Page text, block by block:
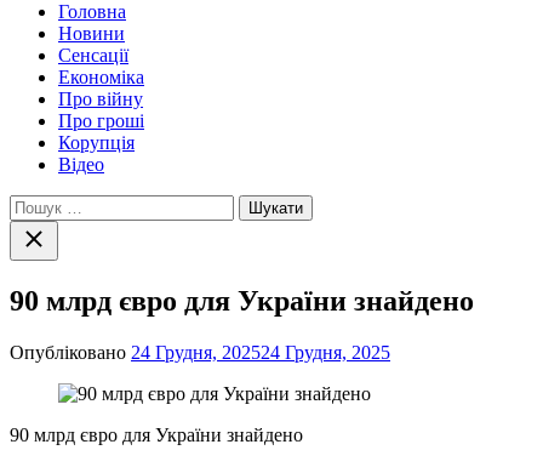
Головна
Новини
Сенсації
Економіка
Про війну
Про гроші
Корупція
Відео
Пошук:
Закрити
пошук
90 млрд євро для України знайдено
Опубліковано 24 Грудня, 202524 Грудня, 2025
90 млрд євро для України знайдено